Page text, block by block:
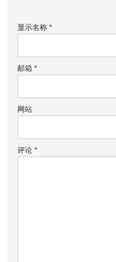
显示名称 *
邮箱 *
网站
评论 *